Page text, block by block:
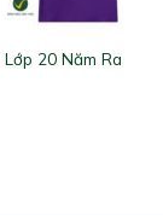
20 Năm Ra